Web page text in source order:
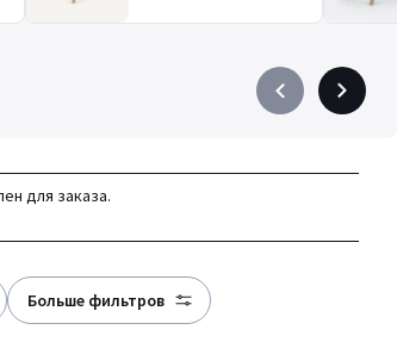
Précédent
à
Suivant
à
для заказа.
больше фильтров